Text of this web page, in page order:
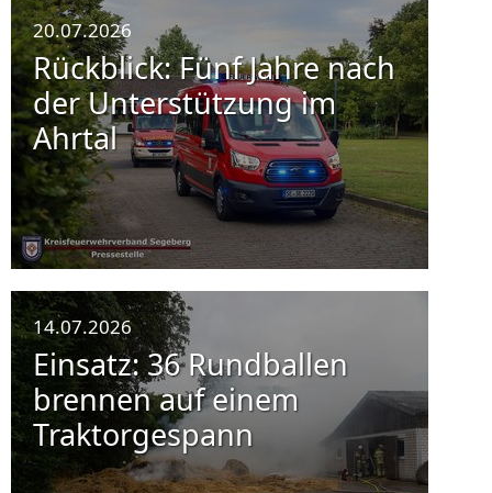
20.07.2026
Rückblick: Fünf Jahre nach
der Unterstützung im
Ahrtal
14.07.2026
Einsatz: 36 Rundballen
brennen auf einem
Traktorgespann